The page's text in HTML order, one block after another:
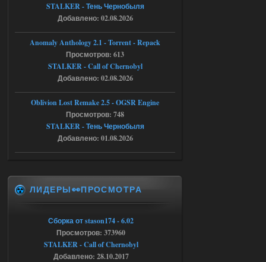
Доступно только для пользователей
Ответить ➤
Тайна Зоны - Remaster 2026
20:25
AndreySA
[05.08.26
20:23:10.934] [17468]
FATAL ERROR
[error]Expression : FATAL ERROR
t_engine.cpp
[error]Description :
shadow of
chernobyl\gamedata\scripts\xr_camper.sc
ript:510: attempt to index local 'manager'
(a nil value)
Вылет после захода в Припять.
STALKER - Тень Чернобыля
Добавлено: 02.08.2026
Anomaly Anthology 2.1 - Torrent - Repack
Просмотров: 613
STALKER - Call of Chernobyl
Добавлено: 02.08.2026
Oblivion Lost Remake 2.5 - OGSR Engine
Просмотров: 748
STALKER - Тень Чернобыля
Добавлено: 01.08.2026
ЛИДЕРЫ👀ПРОСМОТРА
Сборка от stason174 - 6.02
Просмотров: 373960
STALKER - Call of Chernobyl
Добавлено: 28.10.2017